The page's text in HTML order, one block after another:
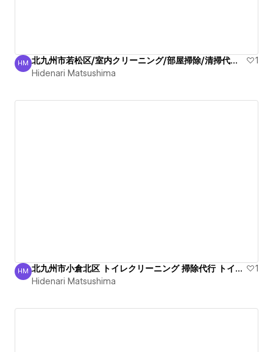
Hidenari Matsushima
HM 北九州市若松区/室内クリーニング/部屋掃除/清掃代行/信頼
1
Hidenari Matsushima
Hidenari Matsushima
HM 北九州市小倉北区 トイレクリーニング 掃除代行 トイレ 臭い
1
Hidenari Matsushima